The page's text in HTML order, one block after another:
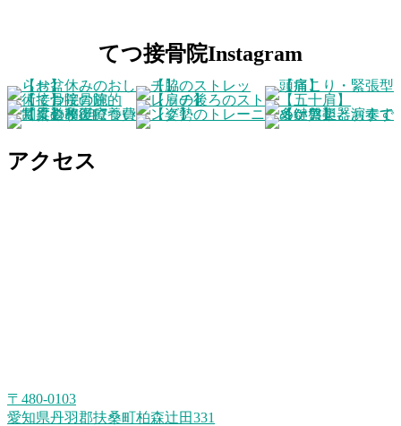
てつ接骨院Instagram
アクセス
〒480-0103
愛知県丹羽郡扶桑町柏森辻田331